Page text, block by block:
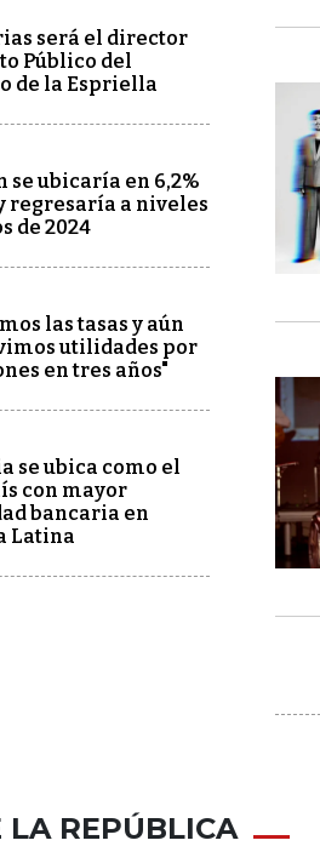
será el director
Público del
de la Espriella
se ubicaría en 6,2%
regresaría a niveles
de 2024
las tasas y aún
utilidades por
en tres años"
se ubica como el
con mayor
bancaria en
Latina
LA REPÚBLICA